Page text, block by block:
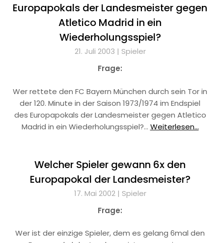
Europapokals der Landesmeister gegen
Atletico Madrid in ein
Wiederholungsspiel?
21. Juli 2003 | Spieler
Frage:
Wer rettete den FC Bayern München durch sein Tor in
der 120. Minute in der Saison 1973/1974 im Endspiel
des Europapokals der Landesmeister gegen Atletico
Madrid in ein Wiederholungsspiel?… Weiterlesen...
Welcher Spieler gewann 6x den
Europapokal der Landesmeister?
17. Mai 2002 | Spieler
Frage:
Wer ist der einzige Spieler, dem es gelang 6mal den